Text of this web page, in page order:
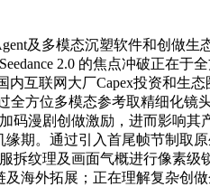
及多模态沉塑软件和创做生
2.0 的焦点冲破正在
互联网大厂Capex投资和生
过全方位多模态参考取精细
码漫剧创做激励，进而影响
缘期。通过引入首尾帧节制取
拆纹理及画面气概进行像素
海外拓展；正在理解复杂创